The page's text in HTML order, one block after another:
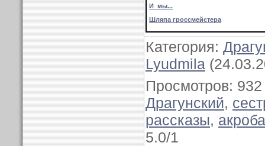
И мы...
Шляпа гроссмейстера
Категория:
Lyudmila
Просмотров: 932
Драгунский,
рассказы,
5.0/1